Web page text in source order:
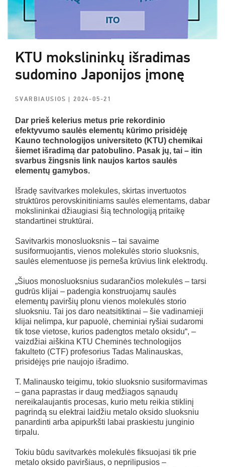
KTU mokslininkų išradimas
sudomino Japonijos įmonę
SVARBIAUSIOS| 2024-05-21
Dar prieš kelerius metus prie rekordinio
efektyvumo saulės elementų kūrimo prisidėję
Kauno technologijos universiteto (KTU) chemikai
šiemet išradimą dar patobulino. Pasak jų, tai – itin
svarbus žingsnis link naujos kartos saulės
elementų gamybos.
Išradę savitvarkes molekules, skirtas invertuotos
struktūros perovskinitiniams saulės elementams, dabar
mokslininkai džiaugiasi šią technologiją pritaikę
standartinei struktūrai.
Savitvarkis monosluoksnis – tai savaime
susiformuojantis, vienos molekulės storio sluoksnis,
saulės elementuose jis perneša krūvius link elektrodų.
„Šiuos monosluoksnius sudarančios molekulės – tarsi
gudrūs klijai – padengia konstruojamų saulės
elementų paviršių plonu vienos molekulės storio
sluoksniu. Tai jos daro neatsitiktinai – šie vadinamieji
klijai nelimpa, kur papuolė, cheminiai ryšiai sudaromi
tik tose vietose, kurios padengtos metalo oksidu“, –
vaizdžiai aiškina KTU Cheminės technologijos
fakulteto (CTF) profesorius Tadas Malinauskas,
prisidėjęs prie naujojo išradimo.
T. Malinausko teigimu, tokio sluoksnio susiformavimas
– gana paprastas ir daug medžiagos sąnaudų
nereikalaujantis procesas, kurio metu reikia stiklinį
pagrindą su elektrai laidžiu metalo oksido sluoksniu
panardinti arba apipurkšti labai praskiestu junginio
tirpalu.
Tokiu būdu savitvarkės molekulės fiksuojasi tik prie
metalo oksido paviršiaus, o neprilipusios –